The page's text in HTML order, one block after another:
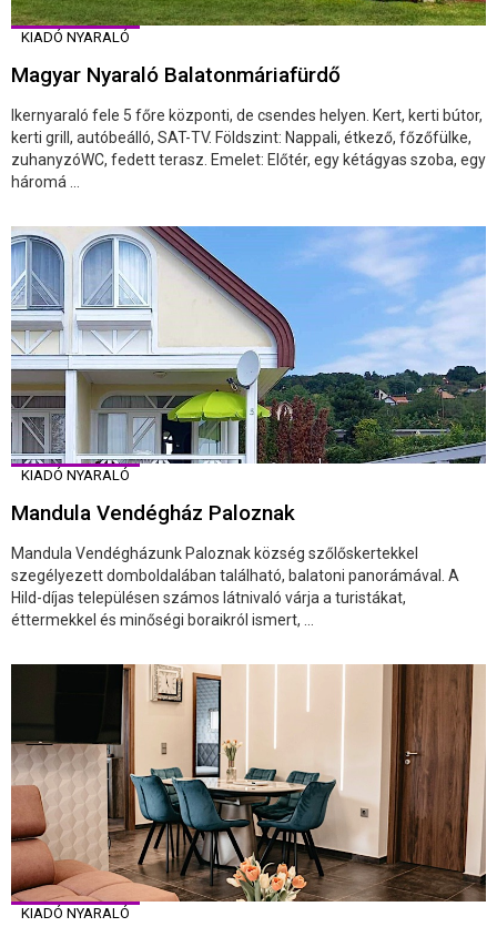
KIADÓ NYARALÓ
Magyar Nyaraló Balatonmáriafürdő
Ikernyaraló fele 5 főre központi, de csendes helyen. Kert, kerti bútor,
kerti grill, autóbeálló, SAT-TV. Földszint: Nappali, étkező, főzőfülke,
zuhanyzóWC, fedett terasz. Emelet: Előtér, egy kétágyas szoba, egy
háromá ...
KIADÓ NYARALÓ
Mandula Vendégház Paloznak
Mandula Vendégházunk Paloznak község szőlőskertekkel
szegélyezett domboldalában található, balatoni panorámával. A
Hild-díjas településen számos látnivaló várja a turistákat,
éttermekkel és minőségi boraikról ismert, ...
KIADÓ NYARALÓ